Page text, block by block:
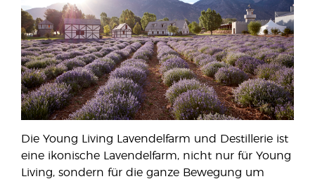
Die Young Living Lavendelfarm und Destillerie ist
eine ikonische Lavendelfarm, nicht nur für Young
Living, sondern für die ganze Bewegung um